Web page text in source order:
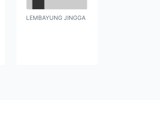
LEMBAYUNG JINGGA